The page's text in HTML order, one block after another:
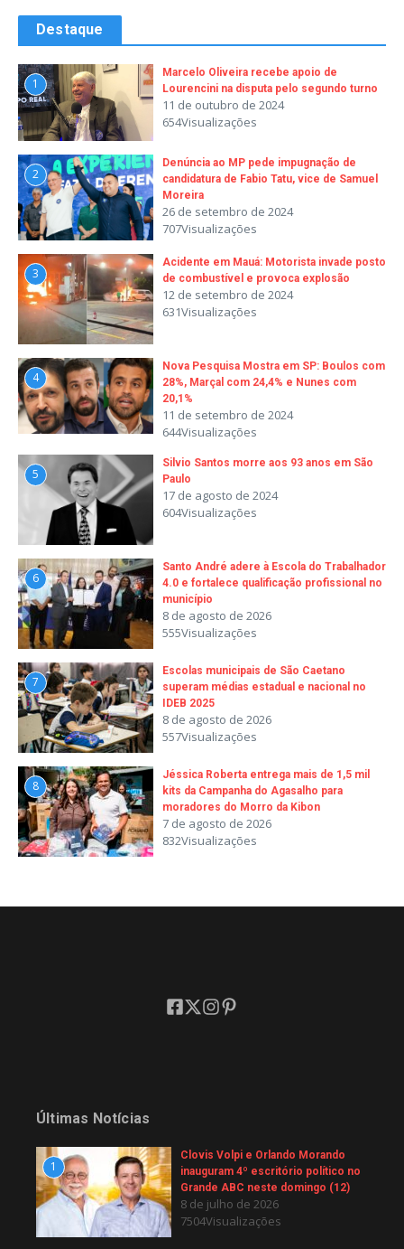
Destaque
1
Marcelo Oliveira recebe apoio de
Lourencini na disputa pelo segundo turno
11 de outubro de 2024
654Visualizações
2
Denúncia ao MP pede impugnação de
candidatura de Fabio Tatu, vice de Samuel
Moreira
26 de setembro de 2024
707Visualizações
3
Acidente em Mauá: Motorista invade posto
de combustível e provoca explosão
12 de setembro de 2024
631Visualizações
4
Nova Pesquisa Mostra em SP: Boulos com
28%, Marçal com 24,4% e Nunes com
20,1%
11 de setembro de 2024
644Visualizações
5
Silvio Santos morre aos 93 anos em São
Paulo
17 de agosto de 2024
604Visualizações
6
Santo André adere à Escola do Trabalhador
4.0 e fortalece qualificação profissional no
município
8 de agosto de 2026
555Visualizações
7
Escolas municipais de São Caetano
superam médias estadual e nacional no
IDEB 2025
8 de agosto de 2026
557Visualizações
8
Jéssica Roberta entrega mais de 1,5 mil
kits da Campanha do Agasalho para
moradores do Morro da Kibon
7 de agosto de 2026
832Visualizações
Últimas Notícias
1
Clovis Volpi e Orlando Morando
inauguram 4º escritório político no
Grande ABC neste domingo (12)
8 de julho de 2026
7504Visualizações